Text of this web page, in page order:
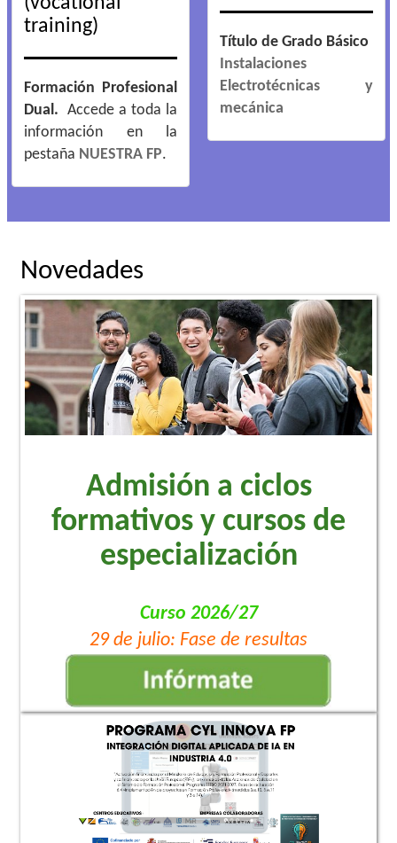
training)
Formación Profesional
Dual. Accede a toda la
información en la
pestaña NUESTRA FP.
Título de Grado Básico
Instalaciones
Electrotécnicas y
mecánica
Novedades
Admisión a ciclos
formativos y cursos de
especialización
Curso 2026/27
29 de julio: Fase de resultas